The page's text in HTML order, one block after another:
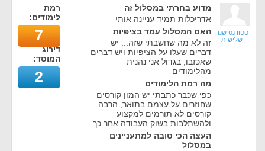
סטודנט שנה
שלישית
מדוע בחרתי במסלול זה
אדריכלות תמיד עניינה אותי
האם המסלול עמד בציפיות
זה לא מה שחשבתי שזה... יש
דברים שעלו על הציפיות ויש דברים
שאכזבו, בגדול אני נהנית
מהלימודים
מה רמת הלימודים
כפי שכבר כתבתי יש המון קורסים
שחוזרים על עצמם בתואר, הרבה
קורסים לא תורמים למקצוע
ולהשתלבות בשוק העבודה אחר כך
העצה הכי טובה למתעניינים
במסלול
רמת
לימודים:
7
דירוג
המוסד:
2